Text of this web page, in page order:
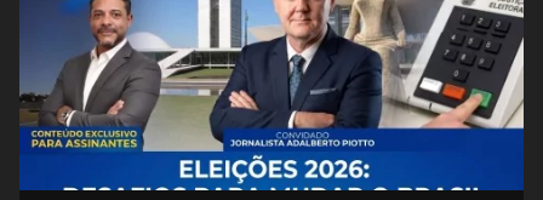
FacebookWhatsappTwitterMessengerTelegramGettr